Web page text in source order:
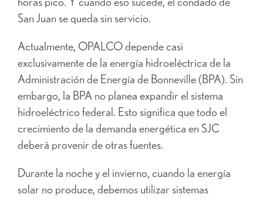
San Juan se queda sin servicio.
Actualmente, OPALCO depende casi
exclusivamente de la energía hidroeléctrica de la
Administración de Energía de Bonneville (BPA). Sin
embargo, la BPA no planea expandir el sistema
hidroeléctrico federal. Esto significa que todo el
crecimiento de la demanda energética en SJC
deberá provenir de otras fuentes.
Durante la noche y el invierno, cuando la energía
solar no produce, debemos utilizar sistemas